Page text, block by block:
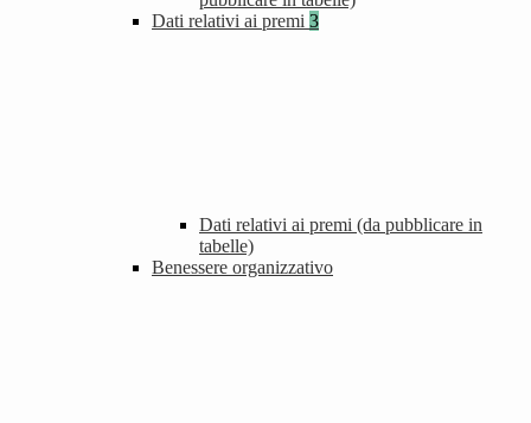
Dati relativi ai premi 3
Dati relativi ai premi (da pubblicare in
tabelle)
Benessere organizzativo